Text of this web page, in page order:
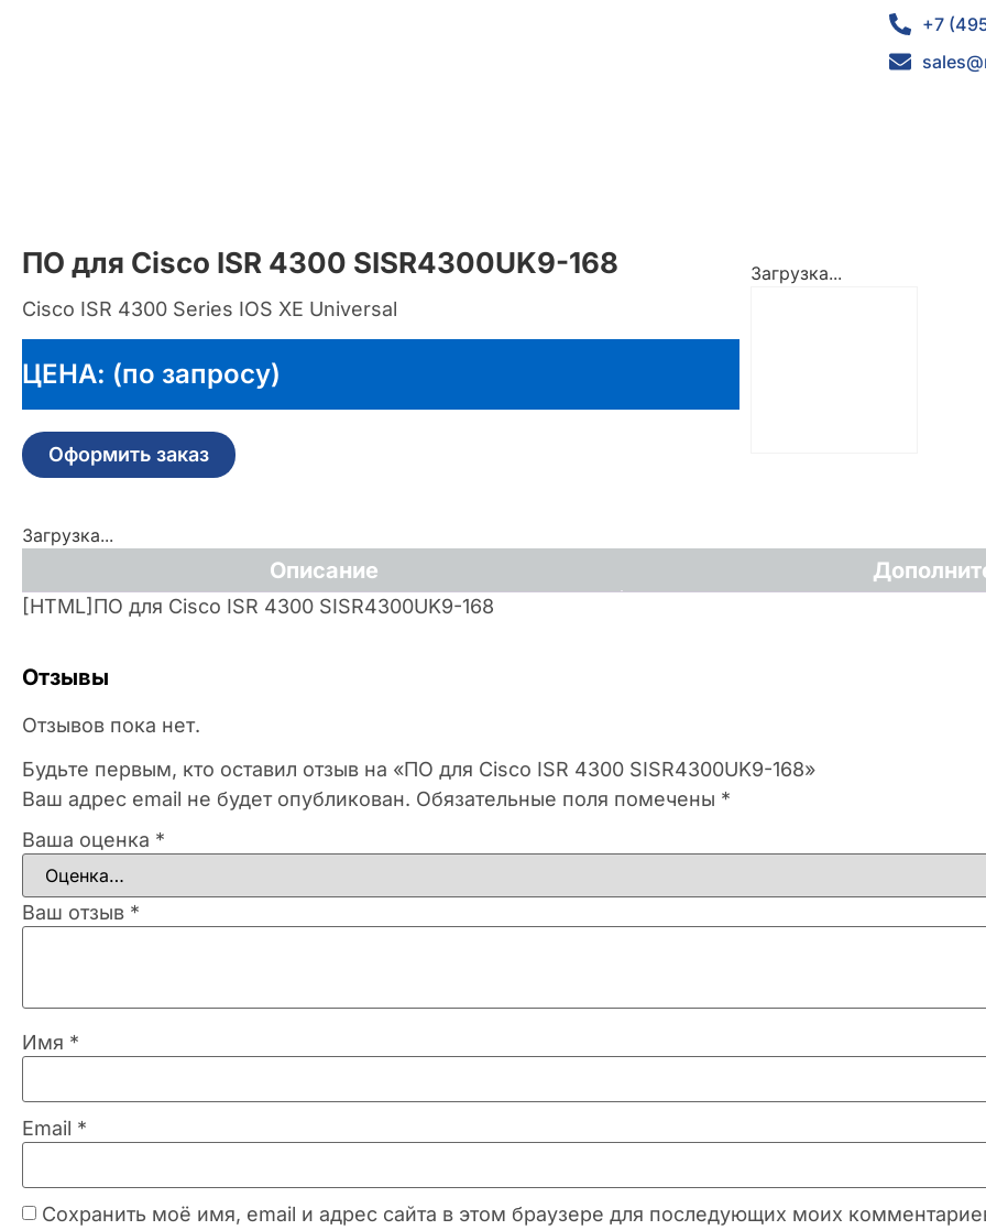
+7
ПО для Cisco ISR 4300 SISR4300UK9-168
Cisco ISR 4300 Series IOS XE Universal
ЦЕНА: (по запросу)
Оформить заказ
Загрузка...
Загрузка...
Описание
[HTML]ПО для Cisco ISR 4300 SISR4300UK9-168
Отзывы
Отзывов пока нет.
Будьте первым, кто оставил отзыв на «ПО для Cisco ISR 4300 SISR4300UK9-168»
Ваш адрес email не будет опубликован. Обязательные поля помечены *
Ваша оценка *
Ваш отзыв *
Имя *
Email *
Сохранить моё имя, email и адрес сайта в этом браузере для последующих моих